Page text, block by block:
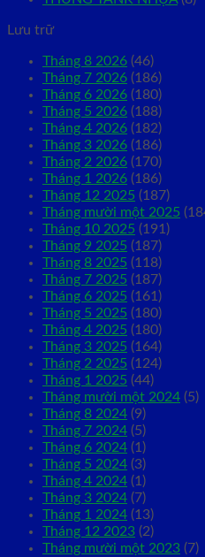
Lưu trữ
Tháng 8 2026 (46)
Tháng 7 2026 (186)
Tháng 6 2026 (180)
Tháng 5 2026 (188)
Tháng 4 2026 (182)
Tháng 3 2026 (186)
Tháng 2 2026 (170)
Tháng 1 2026 (186)
Tháng 12 2025 (187)
Tháng mười một 2025
Tháng 10 2025 (191)
Tháng 9 2025 (187)
Tháng 8 2025 (118)
Tháng 7 2025 (187)
Tháng 6 2025 (161)
Tháng 5 2025 (180)
Tháng 4 2025 (180)
Tháng 3 2025 (164)
Tháng 2 2025 (124)
Tháng 1 2025 (44)
Tháng mười một 2024 (5)
Tháng 8 2024 (9)
Tháng 7 2024 (5)
Tháng 6 2024 (1)
Tháng 5 2024 (3)
Tháng 4 2024 (1)
Tháng 3 2024 (7)
Tháng 1 2024 (13)
Tháng 12 2023 (2)
Tháng mười một 2023 (7)